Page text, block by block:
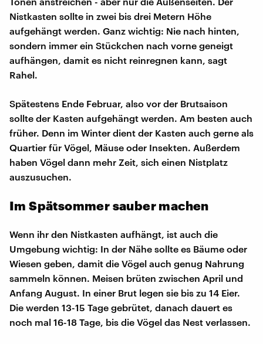
Nistkasten sollte in zwei bis drei Metern Höhe
aufgehängt werden. Ganz wichtig: Nie nach hinten,
sondern immer ein Stückchen nach vorne geneigt
aufhängen, damit es nicht reinregnen kann, sagt
Rahel.
Spätestens Ende Februar, also vor der Brutsaison
sollte der Kasten aufgehängt werden. Am besten auch
früher. Denn im Winter dient der Kasten auch gerne als
Quartier für Vögel, Mäuse oder Insekten. Außerdem
haben Vögel dann mehr Zeit, sich einen Nistplatz
auszusuchen.
Im Spätsommer sauber machen
Wenn ihr den Nistkasten aufhängt, ist auch die
Umgebung wichtig: In der Nähe sollte es Bäume oder
Wiesen geben, damit die Vögel auch genug Nahrung
sammeln können. Meisen brüten zwischen April und
Anfang August. In einer Brut legen sie bis zu 14 Eier.
Die werden 13-15 Tage gebrütet, danach dauert es
noch mal 16-18 Tage, bis die Vögel das Nest verlassen.